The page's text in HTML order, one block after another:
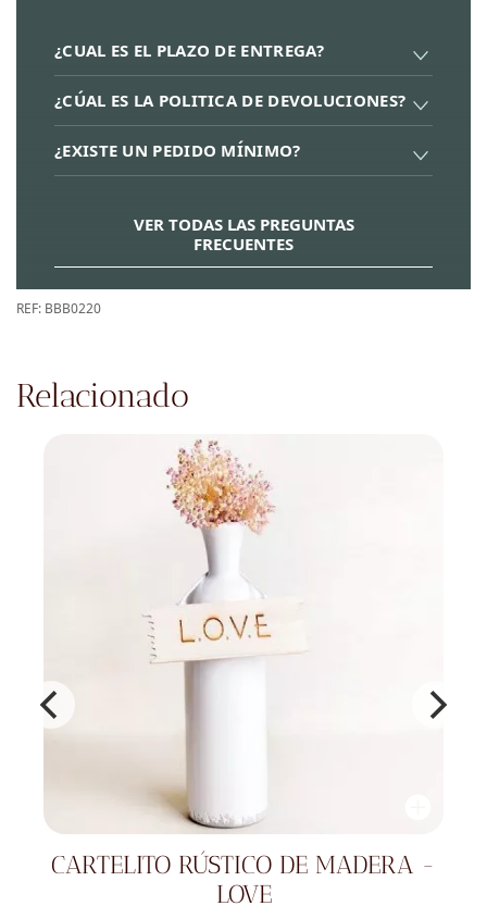
¿CUAL ES EL PLAZO DE ENTREGA?
¿CÚAL ES LA POLITICA DE DEVOLUCIONES?
¿EXISTE UN PEDIDO MÍNIMO?
VER TODAS LAS PREGUNTAS
FRECUENTES
REF: BBB0220
Relacionado
-
SET 2 CAJITAS MADERA
ALIANZAS